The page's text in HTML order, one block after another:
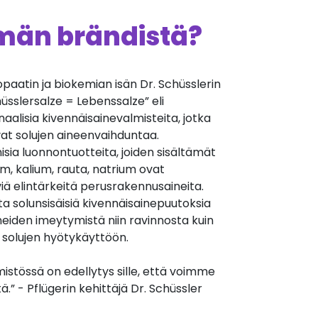
brändistä?
ja biokemian isän Dr. Schüsslerin
= Lebenssalze” eli
kivennäisainevalmisteita, jotka
solujen aineenvaihduntaa.
luonnontuotteita, joiden sisältämät
kalium, rauta, natrium ovat
elintärkeitä perusrakennusaineita.
solunsisäisiä kivennäisainepuutoksia
imeytymistä niin ravinnosta kuin
hyötykäyttöön.
on edellytys sille, että voimme
- Pflügerin kehittäjä Dr. Schüssler